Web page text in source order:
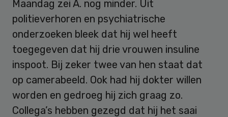
Maandag zei A. nog minder. Uit
politieverhoren en psychiatrische
onderzoeken bleek dat hij wel heeft
toegegeven dat hij drie vrouwen insuline
inspoot. Bij zeker twee van hen staat dat
op camerabeeld. Ook had hij dokter willen
worden en gedroeg hij zich graag zo.
Collega’s hebben gezegd dat hij het saai